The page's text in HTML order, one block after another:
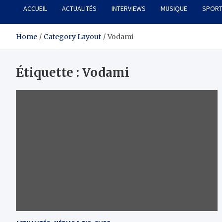
ACCUEIL ACTUALITÉS INTERVIEWS MUSIQUE SPORT
Home Category Layout Vodami
Étiquette : Vodami